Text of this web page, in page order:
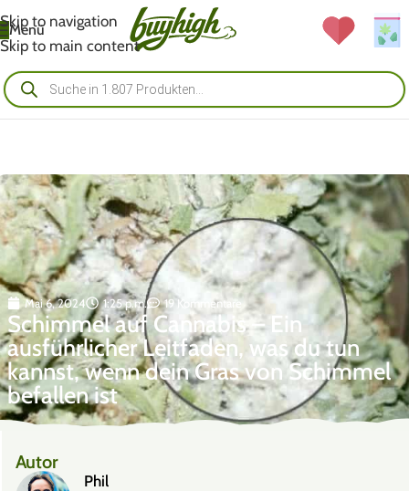
Skip to navigation
Skip to main content
Menü
Mai 6, 2024 1:25 p.m. 19 Kommentare
Schimmel auf Cannabis – Ein
ausführlicher Leitfaden, was du tun
kannst, wenn dein Gras von Schimmel
befallen ist
Autor
Phil